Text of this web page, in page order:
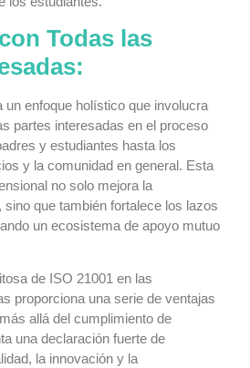
Todas las
un enfoque holístico que involucra
partes interesadas en el proceso
y estudiantes hasta los
y la comunidad en general. Esta
no solo mejora la
que también fortalece los lazos
un ecosistema de apoyo mutuo
de ISO 21001 en las
proporciona una serie de ventajas
allá del cumplimiento de
una declaración fuerte de
la innovación y la